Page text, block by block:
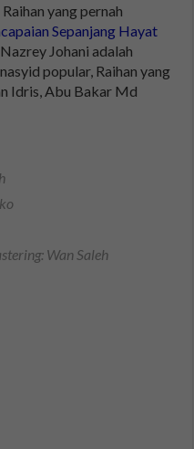
yang pernah
Sepanjang Hayat
Johani adalah
popular, Raihan yang
Idris, Abu Bakar Md
Wan Saleh